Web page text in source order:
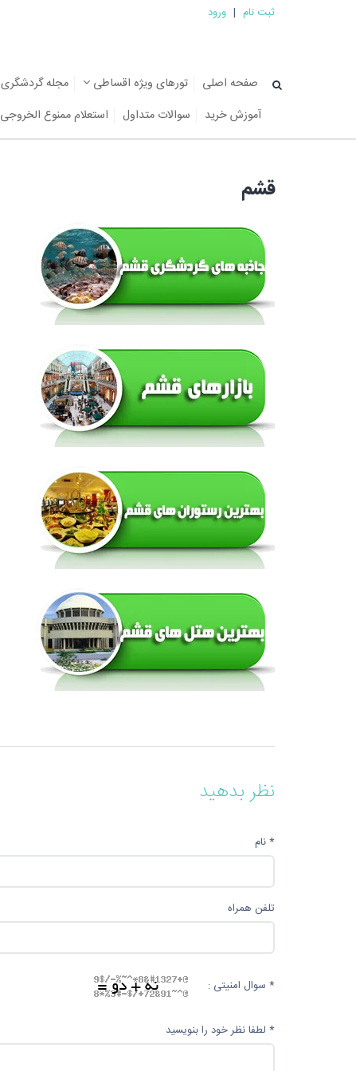
ثبت نام | ورود
صفحه اصلی تورهای ویژه اقساطی مجله گردشگری
آموزش خرید
سوالات متداول استعلام ممنوع الخروجی
قشم
نظر بدهید
* نام
تلفن همراه
* سوال امنیتی :
* لطفا نظر خود را بنویسید